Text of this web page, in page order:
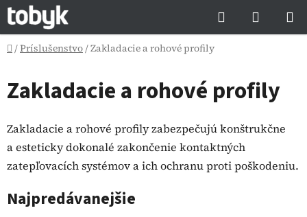
Prejsť
na
obsah
Hľadať
KOŠÍK
Domov
/Príslušenstvo/Zakladacie a rohové profily
Zakladacie a rohové profily
Zakladacie a rohové profily zabezpečujú konštrukčne
a esteticky dokonalé zakončenie kontaktných
zatepľovacích systémov a ich ochranu proti poškodeniu.
Najpredávanejšie